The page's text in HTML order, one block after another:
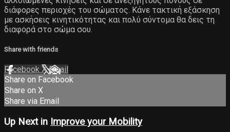
διάφορες περιοχές του σώματος. Κάνε τακτική εξάσκηση
με ασκήσεις κινητικότητας και πολύ σύντομα θα δεις τη
διαφορά στο σώμα σου.
Share with friends
Facebook XEmail
Share on Facebook
Share on X
Share via Email
Up Next in Improve your Mobility